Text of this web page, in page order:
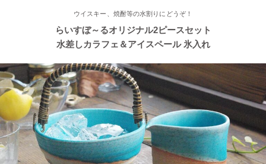
≪新着商品≫ たっぷりお父さん湯飲み 南蛮カラー♪そろそろ温か
い飲み物が欲しくなりますね！
2022/11/09
≪人気商品≫ 焼き魚がおいしい季節ですね♪長角皿はぴったりの
アイテムです！
2022/11/09
≪おすすめ≫ お料理メニューを選ばない すごい和食器セット
ウイスキー、焼酎等の水割りにどうぞ！
らいすぼ～るオリジナル2ピースセット
水差しカラフェ＆アイスペール 氷入れ